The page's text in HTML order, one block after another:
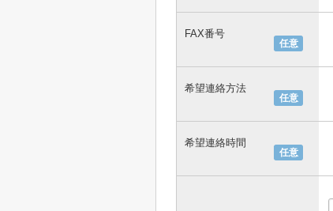
任意
FAX番号
任意
希望連絡方法
任意
希望連絡時間